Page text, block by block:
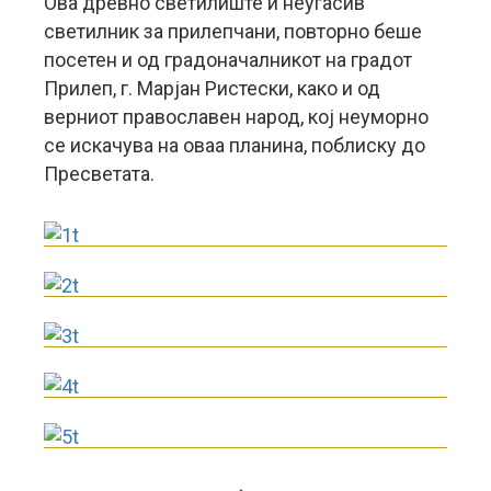
светилник за прилепчани, повторно беше
посетен и од градоначалникот на градот
Прилеп, г. Марјан Ристески, како и од
верниот православен народ, кој неуморно
се искачува на оваа планина, поблиску до
Пресветата.